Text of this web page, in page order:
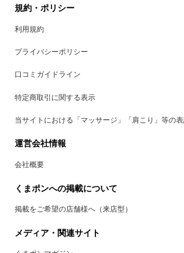
規約・ポリシー
利用規約
プライバシーポリシー
口コミガイドライン
特定商取引に関する表示
当サイトにおける「マッサージ」「肩こり」等の
運営会社情報
会社概要
くまポンへの掲載について
掲載をご希望の店舗様へ（来店型）
メディア・関連サイト